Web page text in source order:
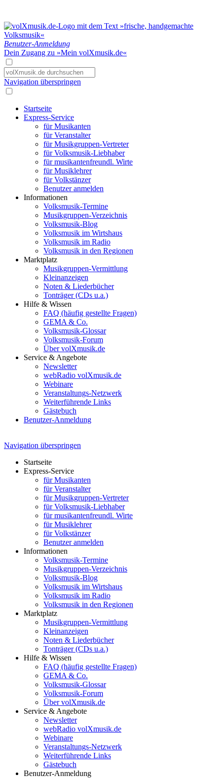
Benutzer-Anmeldung
Dein Zugang zu »Mein volXmusik.de«
Navigation überspringen
Startseite
Express-Service
für Musikanten
für Veranstalter
für Musikgruppen-Vertreter
für Volksmusik-Liebhaber
für musikantenfreundl. Wirte
für Musiklehrer
für Volkstänzer
Benutzer anmelden
Informationen
Volksmusik-Termine
Musikgruppen-Verzeichnis
Volksmusik-Blog
Volksmusik im Wirtshaus
Volksmusik im Radio
Volksmusik in den Regionen
Marktplatz
Musikgruppen-Vermittlung
Kleinanzeigen
Noten & Liederbücher
Tonträger (CDs u.a.)
Hilfe & Wissen
FAQ (häufig gestellte Fragen)
GEMA & Co.
Volksmusik-Glossar
Volksmusik-Forum
Über volXmusik.de
Service & Angebote
Newsletter
webRadio volXmusik.de
Webinare
Veranstaltungs-Netzwerk
Weiterführende Links
Gästebuch
Benutzer-Anmeldung
Navigation überspringen
Startseite
Express-Service
für Musikanten
für Veranstalter
für Musikgruppen-Vertreter
für Volksmusik-Liebhaber
für musikantenfreundl. Wirte
für Musiklehrer
für Volkstänzer
Benutzer anmelden
Informationen
Volksmusik-Termine
Musikgruppen-Verzeichnis
Volksmusik-Blog
Volksmusik im Wirtshaus
Volksmusik im Radio
Volksmusik in den Regionen
Marktplatz
Musikgruppen-Vermittlung
Kleinanzeigen
Noten & Liederbücher
Tonträger (CDs u.a.)
Hilfe & Wissen
FAQ (häufig gestellte Fragen)
GEMA & Co.
Volksmusik-Glossar
Volksmusik-Forum
Über volXmusik.de
Service & Angebote
Newsletter
webRadio volXmusik.de
Webinare
Veranstaltungs-Netzwerk
Weiterführende Links
Gästebuch
Benutzer-Anmeldung